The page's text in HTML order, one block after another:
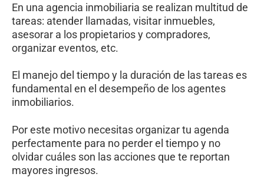
En una agencia inmobiliaria se realizan multitud de
tareas: atender llamadas, visitar inmuebles,
asesorar a los propietarios y compradores,
organizar eventos, etc.
El manejo del tiempo y la duración de las tareas es
fundamental en el desempeño de los agentes
inmobiliarios.
Por este motivo necesitas organizar tu agenda
perfectamente para no perder el tiempo y no
olvidar cuáles son las acciones que te reportan
mayores ingresos.